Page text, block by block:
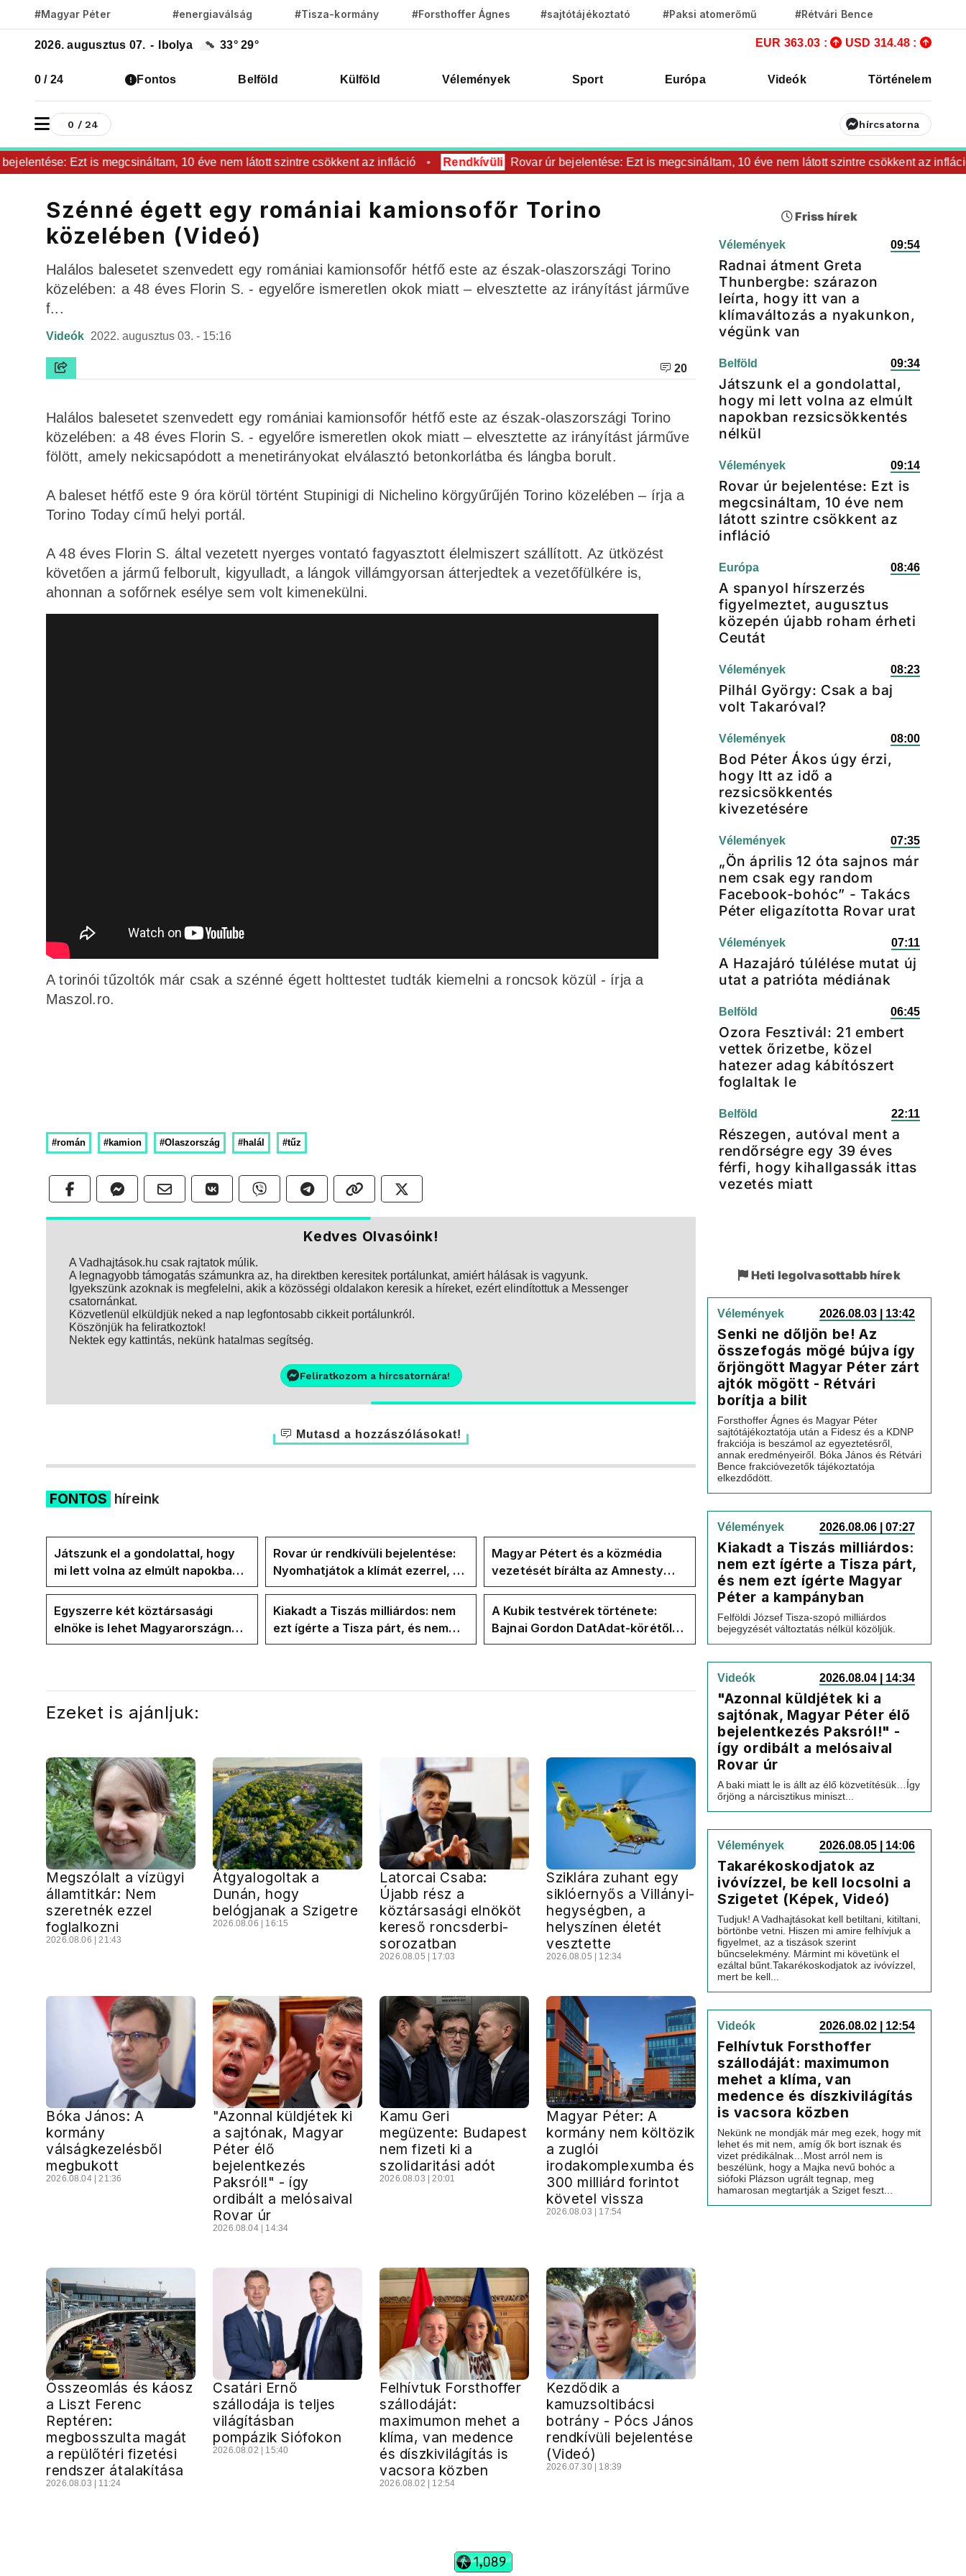
#Magyar Péter #energiaválság #Tisza-kormány #Forsthoffer Ágnes #sajtótájékoztató #Paksi atomerőmű #Rétvári Bence
2026. augusztus 07. - Ibolya 33° 29° EUR 363.03 : USD 314.48 :
0 / 24 Fontos Belföld Külföld Vélemények Sport Európa Videók Történelem
0 / 24 hírcsatorna
Ezt is megcsináltam, 10 éve nem látott szintre csökkent az infláció Rendkívüli Rovar úr bejelentése: Ezt is megcsináltam, 10 éve nem látott szintre csökkent az infláció
Szénné égett egy romániai kamionsofőr Torino
közelében (Videó)
Halálos balesetet szenvedett egy romániai kamionsofőr hétfő este az észak-olaszországi Torino
közelében: a 48 éves Florin S. - egyelőre ismeretlen okok miatt – elvesztette az irányítást járműve
f...
Videók 2022. augusztus 03. - 15:16
20
Halálos balesetet szenvedett egy romániai kamionsofőr hétfő este az észak-olaszországi Torino
közelében: a 48 éves Florin S. - egyelőre ismeretlen okok miatt – elvesztette az irányítást járműve
fölött, amely nekicsapódott a menetirányokat elválasztó betonkorlátba és lángba borult.
A baleset hétfő este 9 óra körül történt Stupinigi di Nichelino körgyűrűjén Torino közelében – írja a
Torino Today című helyi portál.
A 48 éves Florin S. által vezetett nyerges vontató fagyasztott élelmiszert szállított. Az ütközést
követően a jármű felborult, kigyulladt, a lángok villámgyorsan átterjedtek a vezetőfülkére is,
ahonnan a sofőrnek esélye sem volt kimenekülni.
A torinói tűzoltók már csak a szénné égett holttestet tudták kiemelni a roncsok közül - írja a
Maszol.ro.
#román #kamion #Olaszország #halál #tűz
Kedves Olvasóink!
A Vadhajtások.hu csak rajtatok múlik.
A legnagyobb támogatás számunkra az, ha direktben keresitek portálunkat, amiért hálásak is vagyunk.
Igyekszünk azoknak is megfelelni, akik a közösségi oldalakon keresik a híreket, ezért elindítottuk a Messenger
csatornánkat.
Közvetlenül elküldjük neked a nap legfontosabb cikkeit portálunkról.
Köszönjük ha feliratkoztok!
Nektek egy kattintás, nekünk hatalmas segítség.
Feliratkozom a hírcsatornára!
Mutasd a hozzászólásokat!
FONTOS híreink
Játszunk el a gondolattal, hogy
mi lett volna az elmúlt napokban
rezsicsökkentés nélkül
Rovar úr rendkívüli bejelentése:
Nyomhatjátok a klímát ezerrel, a
hűtőket letekerhetitek, vége az
energiaválságnak
Magyar Pétert és a közmédia
vezetését bírálta az Amnesty
International a Klubrádióban
Egyszerre két köztársasági
elnöke is lehet Magyarországnak
jövő hétre
Kiakadt a Tiszás milliárdos: nem
ezt ígérte a Tisza párt, és nem
ezt ígérte Magyar Péter a
A Kubik testvérek története:
Bajnai Gordon DatAdat-körétől
az ECDA-n át Magyar Péter
Ezeket is ajánljuk:
Megszólalt a vízügyi
államtitkár: Nem
szeretnék ezzel
foglalkozni
2026.08.06 | 21:43
Átgyalogoltak a
Dunán, hogy
belógjanak a Szigetre
2026.08.06 | 16:15
Latorcai Csaba:
Újabb rész a
köztársasági elnököt
kereső roncsderbi-
sorozatban
2026.08.05 | 17:03
Sziklára zuhant egy
siklóernyős a Villányi-
hegységben, a
helyszínen életét
vesztette
2026.08.05 | 12:34
Bóka János: A
kormány
válságkezelésből
megbukott
2026.08.04 | 21:36
"Azonnal küldjétek ki
a sajtónak, Magyar
Péter élő
bejelentkezés
Paksról!" - így
ordibált a melósaival
Rovar úr
2026.08.04 | 14:34
Kamu Geri
megüzente: Budapest
nem fizeti ki a
szolidaritási adót
2026.08.03 | 20:01
Magyar Péter: A
kormány nem költözik
a zuglói
irodakomplexumba és
300 milliárd forintot
követel vissza
2026.08.03 | 17:54
Összeomlás és káosz
a Liszt Ferenc
Reptéren:
megbosszulta magát
a repülőtéri fizetési
rendszer átalakítása
2026.08.03 | 11:24
Csatári Ernő
szállodája is teljes
világításban
pompázik Siófokon
2026.08.02 | 15:40
Felhívtuk Forsthoffer
szállodáját:
maximumon mehet a
klíma, van medence
és díszkivilágítás is
vacsora közben
2026.08.02 | 12:54
Kezdődik a
kamuzsoltibácsi
botrány - Pócs János
rendkívüli bejelentése
(Videó)
2026.07.30 | 18:39
Friss hírek
Vélemények 09:54
Radnai átment Greta
Thunbergbe: szárazon
leírta, hogy itt van a
klímaváltozás a nyakunkon,
végünk van
Belföld 09:34
Játszunk el a gondolattal,
hogy mi lett volna az elmúlt
napokban rezsicsökkentés
nélkül
Vélemények 09:14
Rovar úr bejelentése: Ezt is
megcsináltam, 10 éve nem
látott szintre csökkent az
infláció
Európa 08:46
A spanyol hírszerzés
figyelmeztet, augusztus
közepén újabb roham érheti
Ceutát
Vélemények 08:23
Pilhál György: Csak a baj
volt Takaróval?
Vélemények 08:00
Bod Péter Ákos úgy érzi,
hogy Itt az idő a
rezsicsökkentés
kivezetésére
Vélemények 07:35
„Ön április 12 óta sajnos már
nem csak egy random
Facebook-bohóc” - Takács
Péter eligazította Rovar urat
Vélemények 07:11
A Hazajáró túlélése mutat új
utat a patrióta médiának
Belföld 06:45
Ozora Fesztivál: 21 embert
vettek őrizetbe, közel
hatezer adag kábítószert
foglaltak le
Belföld 22:11
Részegen, autóval ment a
rendőrségre egy 39 éves
férfi, hogy kihallgassák ittas
vezetés miatt
Heti legolvasottabb hírek
Vélemények 2026.08.03 | 13:42
Senki ne dőljön be! Az
összefogás mögé bújva így
őrjöngött Magyar Péter zárt
ajtók mögött - Rétvári
borítja a bilit
Forsthoffer Ágnes és Magyar Péter
sajtótájékoztatója után a Fidesz és a KDNP
frakciója is beszámol az egyeztetésről,
annak eredményeiről. Bóka János és Rétvári
Bence frakcióvezetők tájékoztatója
elkezdődött.
Vélemények 2026.08.06 | 07:27
Kiakadt a Tiszás milliárdos:
nem ezt ígérte a Tisza párt,
és nem ezt ígérte Magyar
Péter a kampányban
Felföldi József Tisza-szopó milliárdos
bejegyzését változtatás nélkül közöljük.
Videók 2026.08.04 | 14:34
"Azonnal küldjétek ki a
sajtónak, Magyar Péter élő
bejelentkezés Paksról!" -
így ordibált a melósaival
Rovar úr
A baki miatt le is állt az élő közvetítésük…Így
őrjöng a nárcisztikus miniszt...
Vélemények 2026.08.05 | 14:06
Takarékoskodjatok az
ivóvízzel, be kell locsolni a
Szigetet (Képek, Videó)
Tudjuk! A Vadhajtásokat kell betiltani, kitiltani,
börtönbe vetni. Hiszen mi amire felhívjuk a
figyelmet, az a tiszások szerint
bűncselekmény. Mármint mi követünk el
ezáltal bűnt.Takarékoskodjatok az ivóvízzel,
mert be kell...
Videók 2026.08.02 | 12:54
Felhívtuk Forsthoffer
szállodáját: maximumon
mehet a klíma, van
medence és díszkivilágítás
is vacsora közben
Nekünk ne mondják már meg ezek, hogy mit
lehet és mit nem, amíg ők bort isznak és
vizet prédikálnak…Most arról nem is
beszélünk, hogy a Majka nevű bohóc a
siófoki Plázson ugrált tegnap, meg
hamarosan megtartják a Sziget feszt...